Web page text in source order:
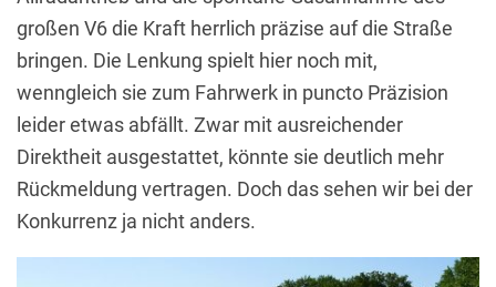
großen V6 die Kraft herrlich präzise auf die Straße
bringen. Die Lenkung spielt hier noch mit,
wenngleich sie zum Fahrwerk in puncto Präzision
leider etwas abfällt. Zwar mit ausreichender
Direktheit ausgestattet, könnte sie deutlich mehr
Rückmeldung vertragen. Doch das sehen wir bei der
Konkurrenz ja nicht anders.